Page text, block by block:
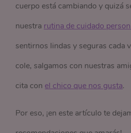
cuerpo está cambiando y quizá
nuestra rutina de cuidado
sentirnos lindas y seguras cada
cole, salgamos con nuestras
cita con el chico que nos gusta.
Por eso, ¡en este artículo te